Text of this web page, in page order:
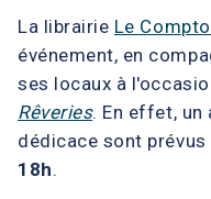
La librairie Le
événement, en
ses locaux à
Rêveries. En effet, un
dédicace sont prévus
18h.